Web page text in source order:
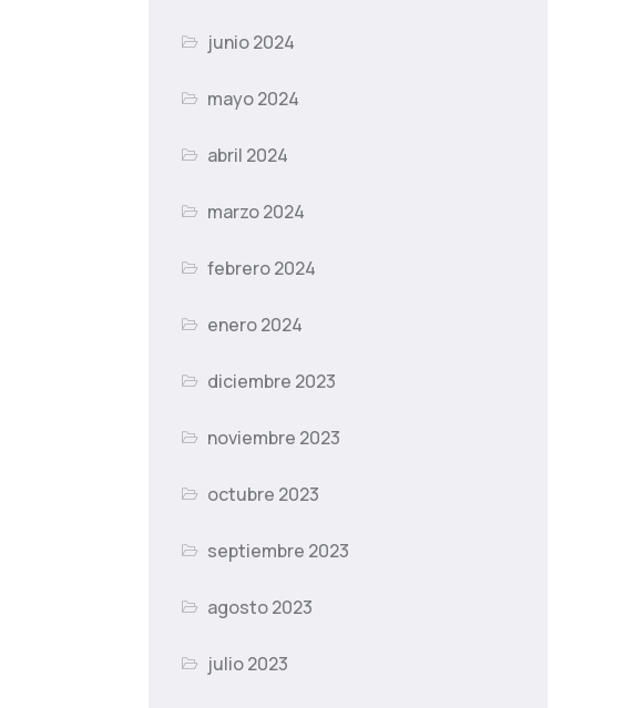
junio 2024
mayo 2024
abril 2024
marzo 2024
febrero 2024
enero 2024
diciembre 2023
noviembre 2023
octubre 2023
septiembre 2023
agosto 2023
julio 2023